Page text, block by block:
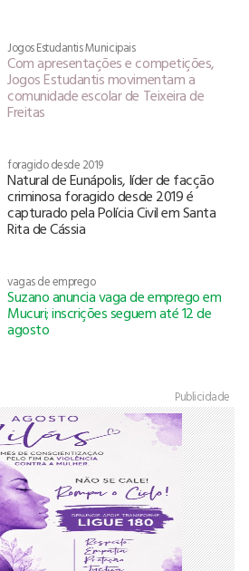
Jogos Estudantis Municipais
Com apresentações e competições,
Jogos Estudantis movimentam a
comunidade escolar de Teixeira de
Freitas
foragido desde 2019
Natural de Eunápolis, líder de facção
criminosa foragido desde 2019 é
capturado pela Polícia Civil em Santa
Rita de Cássia
vagas de emprego
Suzano anuncia vaga de emprego em
Mucuri; inscrições seguem até 12 de
agosto
Publicidade